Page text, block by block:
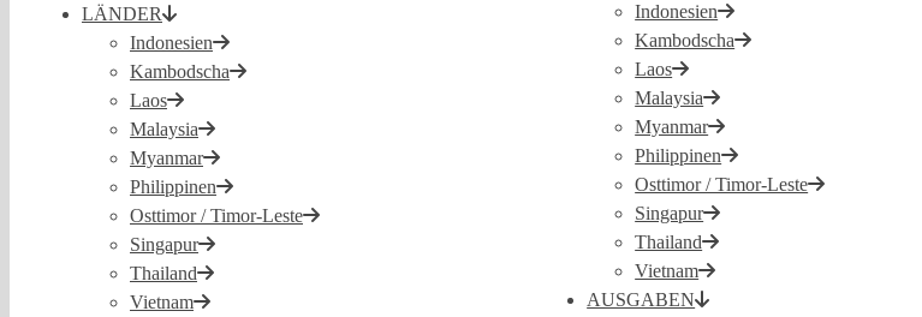
LÄNDER
Indonesien
Kambodscha
Laos
Malaysia
Myanmar
Philippinen
Osttimor / Timor-Leste
Singapur
Thailand
Vietnam
Indonesien
Kambodscha
Laos
Malaysia
Myanmar
Philippinen
Osttimor / Timor-Leste
Singapur
Thailand
Vietnam
AUSGABEN